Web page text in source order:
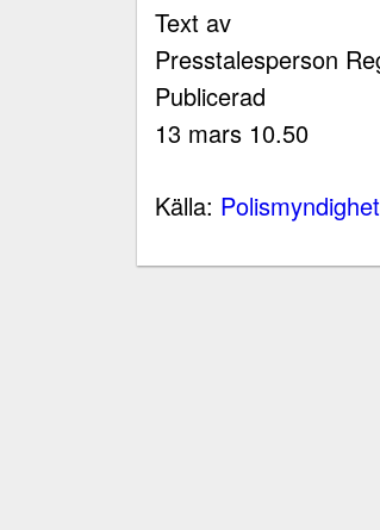
Text av
Presstalesperson
Publicerad
13 mars 10.50
Källa: